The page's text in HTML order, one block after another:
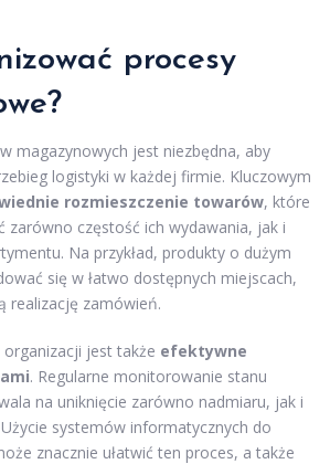
procesy
magazynowych jest niezbędna, aby
logistyki w każdej firmie. Kluczowym
rozmieszczenie towarów, które
zarówno częstość ich wydawania, jak i
Na przykład, produkty o dużym
się w łatwo dostępnych miejscach,
realizację zamówień.
jest także efektywne
. Regularne monitorowanie stanu
na uniknięcie zarówno nadmiaru, jak i
systemów informatycznych do
znacznie ułatwić ten proces, a także